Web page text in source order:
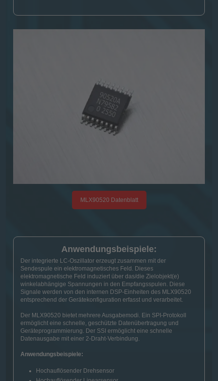
MLX90520 Datenblatt
Anwendungsbeispiele:
Der integrierte LC-Oszillator erzeugt zusammen mit der
Sendespule ein elektromagnetisches Feld. Dieses
elektromagnetische Feld induziert über das/die Zielobjekt(e)
winkelabhängige Spannungen in den Empfangsspulen. Diese
Signale werden von den internen DSP-Einheiten des MLX90520
entsprechend der Gerätekonfiguration erfasst und verarbeitet.
Der MLX90520 bietet mehrere Ausgabemodi. Ein SPI-Protokoll
ermöglicht eine schnelle, geschützte Datenübertragung und
Geräteprogrammierung. Der SSI ermöglicht eine schnelle
Datenausgabe mit einer 2-Draht-Verbindung.
Anwendungsbeispiele:
Hochauflösender Drehsensor